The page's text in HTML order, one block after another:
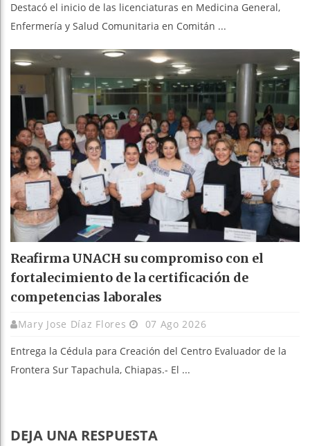
Destacó el inicio de las licenciaturas en Medicina General,
Enfermería y Salud Comunitaria en Comitán ...
Reafirma UNACH su compromiso con el
fortalecimiento de la certificación de
competencias laborales
Mary Jose Díaz Flores 07 Ago 2026
Entrega la Cédula para Creación del Centro Evaluador de la
Frontera Sur Tapachula, Chiapas.- El ...
DEJA UNA RESPUESTA